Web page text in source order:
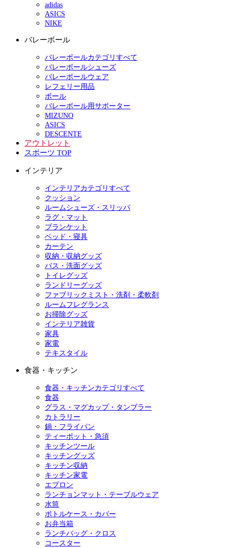
adidas
ASICS
NIKE
バレーボール
バレーボールカテゴリすべて
バレーボールシューズ
バレーボールウェア
レフェリー用品
ボール
バレーボール用サポーター
MIZUNO
ASICS
DESCENTE
アウトレット
スポーツ TOP
インテリア
インテリアカテゴリすべて
クッション
ルームシューズ・スリッパ
ラグ・マット
ブランケット
ベッド・寝具
カーテン
収納・収納グッズ
バス・洗面グッズ
トイレグッズ
ランドリーグッズ
ファブリックミスト・洗剤・柔軟剤
ルームフレグランス
お掃除グッズ
インテリア雑貨
家具
家電
テキスタイル
食器・キッチン
食器・キッチンカテゴリすべて
食器
グラス・マグカップ・タンブラー
カトラリー
鍋・フライパン
ティーポット・急須
キッチンツール
キッチングッズ
キッチン収納
キッチン家電
エプロン
ランチョンマット・テーブルウェア
水筒
ボトルケース・カバー
お弁当箱
ランチバッグ・クロス
コースター